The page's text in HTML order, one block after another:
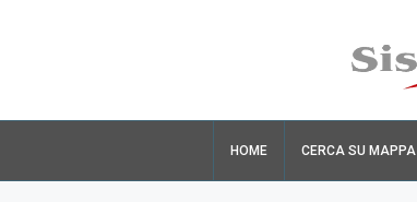
HOME CERCA SU MAPPA